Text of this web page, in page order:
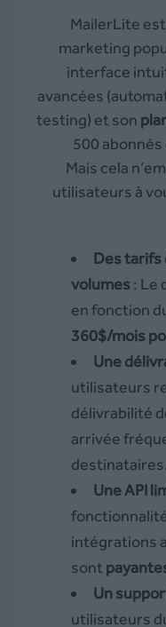
MailerLite
marketing
interface
avancées
testing) et son
500
Mais cela
utilisateurs à
Des tarifs
volumes: Le
en fonction
360$/mois
Une
utilisateurs
délivrabilité
arrivée
destinataires.
Une API
intégrations
sont
Un
utilisateurs